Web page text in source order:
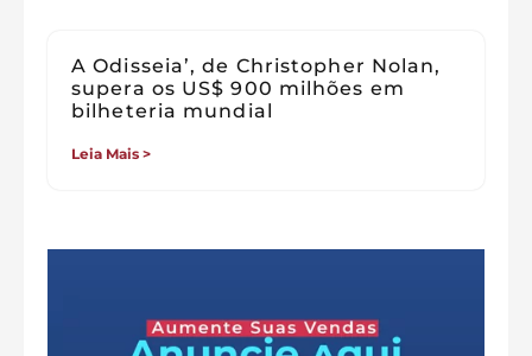
A Odisseia’, de Christopher Nolan,
supera os US$ 900 milhões em
bilheteria mundial
Leia Mais >